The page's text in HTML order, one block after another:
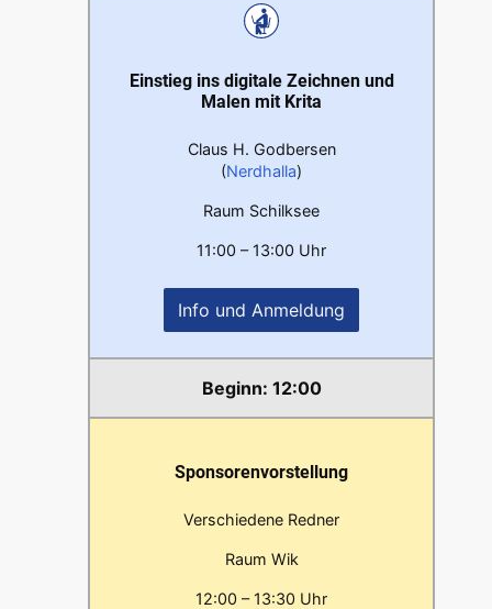
Einstieg ins digitale Zeichnen und
Malen mit Krita
Claus H. Godbersen
(Nerdhalla)
Raum Schilksee
11:00 – 13:00 Uhr
Info und Anmeldung
12:00
Sponsorenvorstellung
Verschiedene Redner
Raum Wik
12:00 – 13:30 Uhr